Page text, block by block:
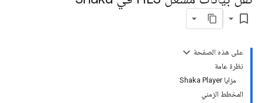
bookmark_border
على هذه الصفحة
نظرة عامة
مزايا Shaka Player
المخطط الزمني